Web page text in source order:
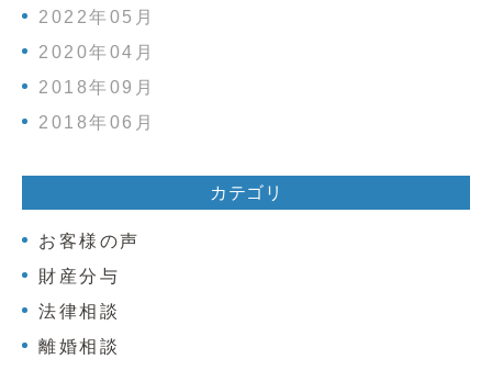
2022年05月
2020年04月
2018年09月
2018年06月
カテゴリ
お客様の声
財産分与
法律相談
離婚相談